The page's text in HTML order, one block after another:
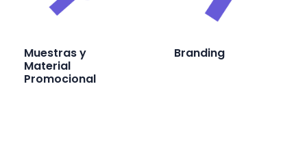
Muestras y
Material
Promocional
Branding